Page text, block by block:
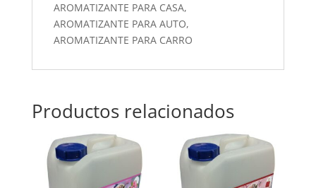
AROMATIZANTE PARA CASA,
AROMATIZANTE PARA AUTO,
AROMATIZANTE PARA CARRO
Productos relacionados